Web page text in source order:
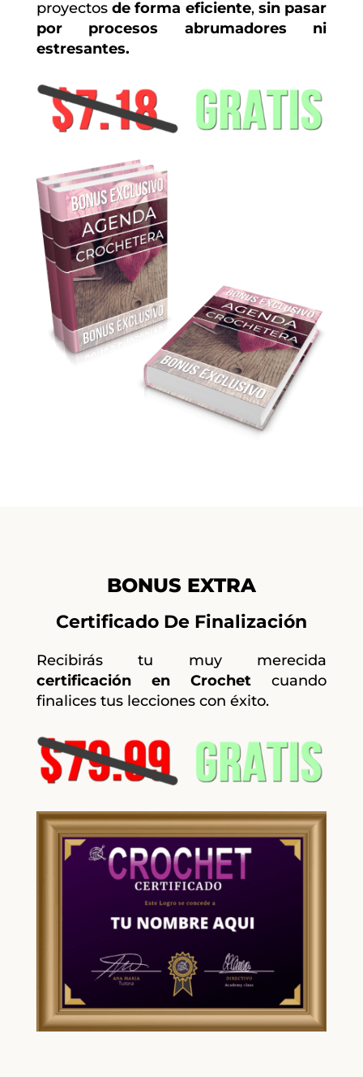
proyectosde forma eficiente, sin pasar
por procesos abrumadores ni
estresantes.
BONUS EXTRA
Certificado De Finalización
Recibirás tu muy merecida
certificación en Crochet cuando
finalices tus lecciones con éxito.